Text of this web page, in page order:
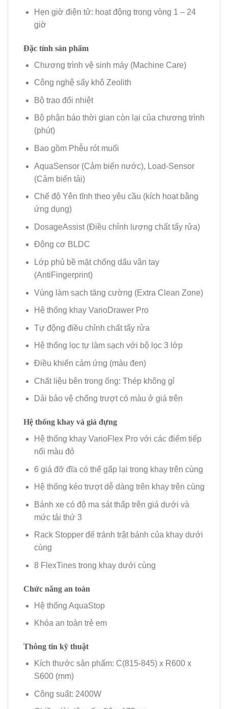
Hẹn giờ điện tử: hoạt động trong vòng 1 – 24
giờ
Đặc tính sản phẩm
Chương trình vệ sinh máy (Machine Care)
Công nghệ sấy khô Zeolith
Bộ trao đổi nhiệt
Bộ phận báo thời gian còn lại của chương trình
(phút)
Bao gồm Phễu rót muối
AquaSensor (Cảm biến nước), Load-Sensor
(Cảm biến tải)
Chế độ Yên tĩnh theo yêu cầu (kích hoạt bằng
ứng dụng)
DosageAssist (Điều chỉnh lượng chất tẩy rửa)
Động cơ BLDC
Lớp phủ bề mặt chống dấu vân tay
(AntiFingerprint)
Vùng làm sạch tăng cường (Extra Clean Zone)
Hệ thống khay VarioDrawer Pro
Tự động điều chỉnh chất tẩy rửa
Hệ thống lọc tự làm sạch với bộ lọc 3 lớp
Điều khiển cảm ứng (màu đen)
Chất liệu bên trong ống: Thép không gỉ
Dải bảo vệ chống trượt có màu ở giá trên
Hệ thống khay và giá đựng
Hệ thống khay VarioFlex Pro với các điểm tiếp
nối màu đỏ
6 giá đỡ đĩa có thể gấp lại trong khay trên cùng
Hệ thống kéo trượt dễ dàng trên khay trên cùng
Bánh xe có độ ma sát thấp trên giá dưới và
mức tải thứ 3
Rack Stopper để tránh trật bánh của khay dưới
cùng
8 FlexTines trong khay dưới cùng
Chức năng an toàn
Hệ thống AquaStop
Khóa an toàn trẻ em
Thông tin kỹ thuật
Kích thước sản phẩm: C(815-845) x R600 x
S600 (mm)
Công suất: 2400W